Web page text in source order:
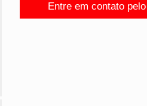
Entre em contato